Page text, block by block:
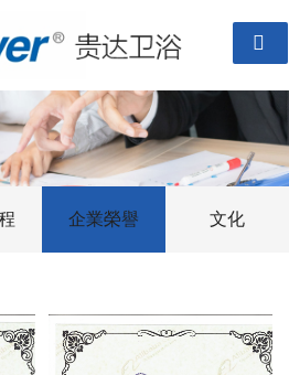

企業榮譽 文化